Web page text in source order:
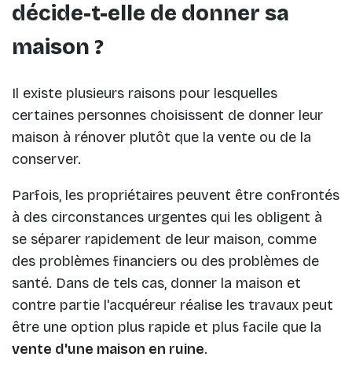
décide-t-elle de donner sa
maison ?
Il existe plusieurs raisons pour lesquelles
certaines personnes choisissent de donner leur
maison à rénover plutôt que la vente ou de la
conserver.
Parfois, les propriétaires peuvent être confrontés
à des circonstances urgentes qui les obligent à
se séparer rapidement de leur maison, comme
des problèmes financiers ou des problèmes de
santé. Dans de tels cas, donner la maison et
contre partie l'acquéreur réalise les travaux peut
être une option plus rapide et plus facile que la
vente d'une maison en ruine.